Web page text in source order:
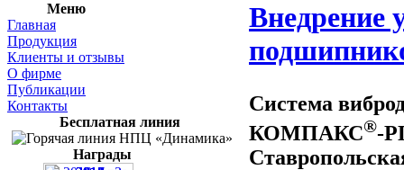
Меню
Главная
Продукция
Клиенты и отзывы
О фирме
Публикации
Контакты
Бесплатная линия
Награды
Внедрение
Система
КОМПАКС®-